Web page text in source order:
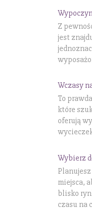
Z
jest
Wczasy
To
które
oferują
Wybierz
miejsca,
blisko
czasu na